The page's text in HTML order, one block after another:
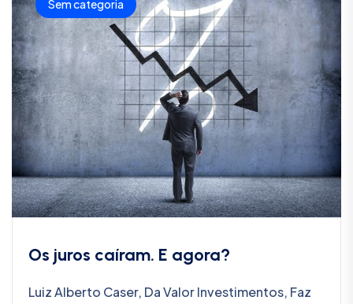
Sem categoria
Os juros caíram. E agora?
Luiz Alberto Caser, Da Valor Investimentos, Faz